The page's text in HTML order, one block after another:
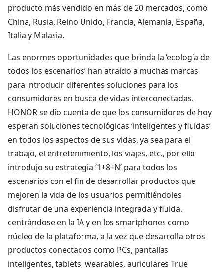
producto más vendido en más de 20 mercados, como
China, Rusia, Reino Unido, Francia, Alemania, España,
Italia y Malasia.
Las enormes oportunidades que brinda la ‘ecología de
todos los escenarios’ han atraído a muchas marcas
para introducir diferentes soluciones para los
consumidores en busca de vidas interconectadas.
HONOR se dio cuenta de que los consumidores de hoy
esperan soluciones tecnológicas ‘inteligentes y fluidas’
en todos los aspectos de sus vidas, ya sea para el
trabajo, el entretenimiento, los viajes, etc., por ello
introdujo su estrategia ‘1+8+N’ para todos los
escenarios con el fin de desarrollar productos que
mejoren la vida de los usuarios permitiéndoles
disfrutar de una experiencia integrada y fluida,
centrándose en la IA y en los smartphones como
núcleo de la plataforma, a la vez que desarrolla otros
productos conectados como PCs, pantallas
inteligentes, tablets, wearables, auriculares True